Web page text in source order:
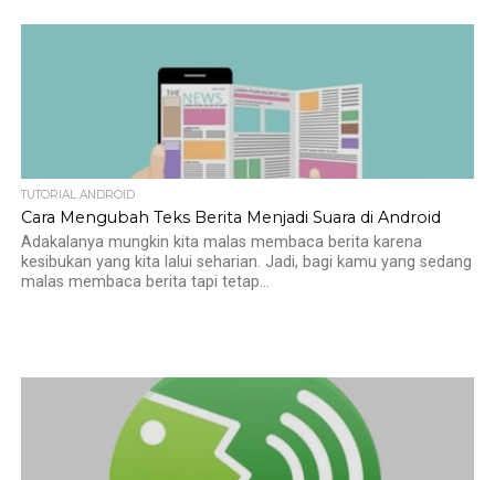
TUTORIAL ANDROID
Cara Mengubah Teks Berita Menjadi Suara di Android
Adakalanya mungkin kita malas membaca berita karena
kesibukan yang kita lalui seharian. Jadi, bagi kamu yang sedang
malas membaca berita tapi tetap...